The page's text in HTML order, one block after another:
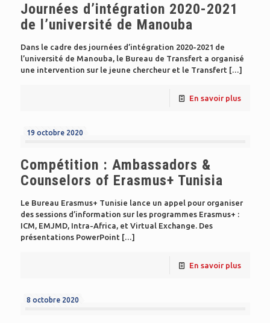
Journées d’intégration 2020-2021
de l’université de Manouba
Dans le cadre des journées d’intégration 2020-2021 de
l’université de Manouba, le Bureau de Transfert a organisé
une intervention sur le jeune chercheur et le Transfert […]
En savoir plus
19 octobre 2020
Compétition : Ambassadors &
Counselors of Erasmus+ Tunisia
Le Bureau Erasmus+ Tunisie lance un appel pour organiser
des sessions d’information sur les programmes Erasmus+ :
ICM, EMJMD, Intra-Africa, et Virtual Exchange. Des
présentations PowerPoint […]
En savoir plus
8 octobre 2020